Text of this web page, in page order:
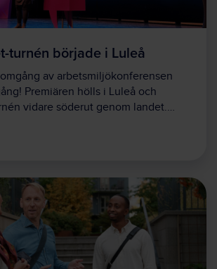
turnén började i Luleå
av arbetsmiljökonferensen
Premiären hölls i Luleå och
vidare söderut genom landet.…